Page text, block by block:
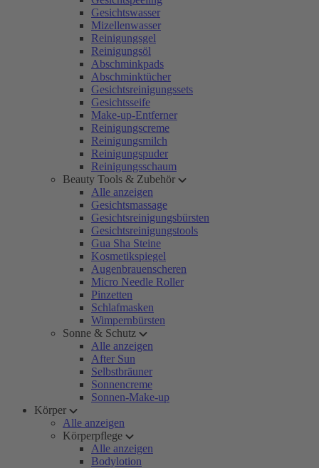
Gesichtswasser
Mizellenwasser
Reinigungsgel
Reinigungsöl
Abschminkpads
Abschminktücher
Gesichtsreinigungssets
Gesichtsseife
Make-up-Entferner
Reinigungscreme
Reinigungsmilch
Reinigungspuder
Reinigungsschaum
Beauty Tools & Zubehör
Alle anzeigen
Gesichtsmassage
Gesichtsreinigungsbürsten
Gesichtsreinigungstools
Gua Sha Steine
Kosmetikspiegel
Augenbrauenscheren
Micro Needle Roller
Pinzetten
Schlafmasken
Wimpernbürsten
Sonne & Schutz
Alle anzeigen
After Sun
Selbstbräuner
Sonnencreme
Sonnen-Make-up
Körper
Alle anzeigen
Körperpflege
Alle anzeigen
Bodylotion